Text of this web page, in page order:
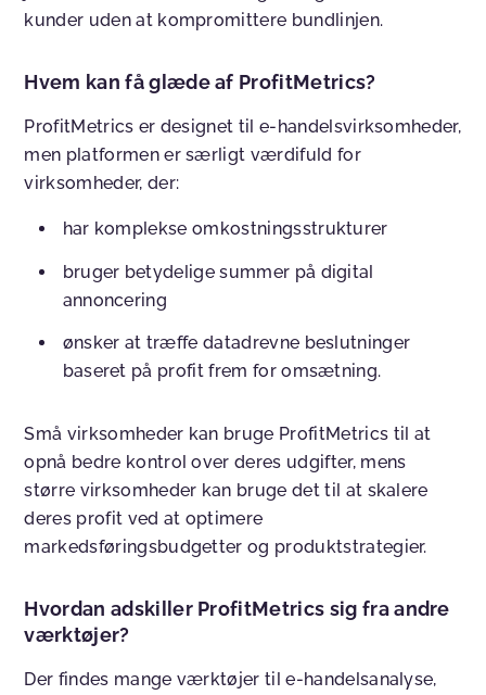
kunder uden at kompromittere bundlinjen.
Hvem kan få glæde af ProfitMetrics?
ProfitMetrics er designet til e-handelsvirksomheder,
men platformen er særligt værdifuld for
virksomheder, der:
har komplekse omkostningsstrukturer
bruger betydelige summer på digital
annoncering
ønsker at træffe datadrevne beslutninger
baseret på profit frem for omsætning.
Små virksomheder kan bruge ProfitMetrics til at
opnå bedre kontrol over deres udgifter, mens
større virksomheder kan bruge det til at skalere
deres profit ved at optimere
markedsføringsbudgetter og produktstrategier.
Hvordan adskiller ProfitMetrics sig fra andre
værktøjer?
Der findes mange værktøjer til e-handelsanalyse,